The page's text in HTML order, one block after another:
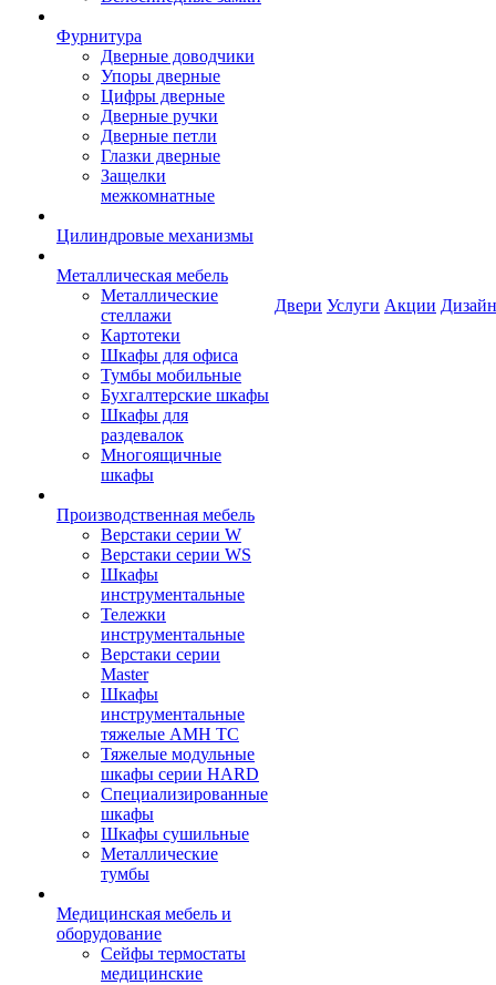
Фурнитура
Дверные доводчики
Упоры дверные
Цифры дверные
Дверные ручки
Дверные петли
Глазки дверные
Защелки
межкомнатные
Цилиндровые механизмы
Металлическая мебель
Металлические
стеллажи
Картотеки
Шкафы для офиса
Тумбы мобильные
Бухгалтерские шкафы
Шкафы для
раздевалок
Многоящичные
шкафы
Производственная мебель
Верстаки серии W
Верстаки серии WS
Шкафы
инструментальные
Тележки
инструментальные
Верстаки серии
Master
Шкафы
инструментальные
тяжелые AMH TC
Тяжелые модульные
шкафы серии HARD
Cпециализированные
шкафы
Шкафы сушильные
Металлические
тумбы
Медицинская мебель и
оборудование
Сейфы термостаты
медицинские
Двери Услуги Акции